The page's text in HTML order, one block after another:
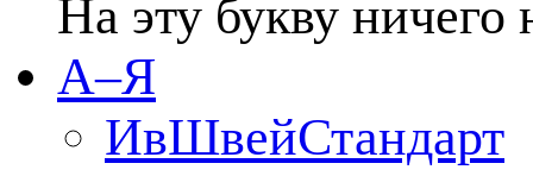
На эту букву ничего
А–Я
ИвШвейСтандарт